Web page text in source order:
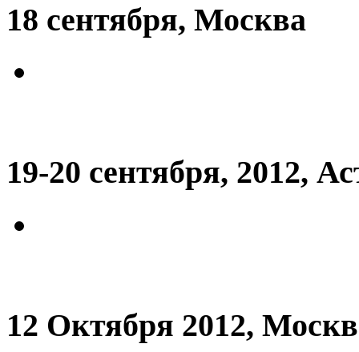
18 сентября, Москва
19-20 сентября, 2012,
12 Октября 2012,